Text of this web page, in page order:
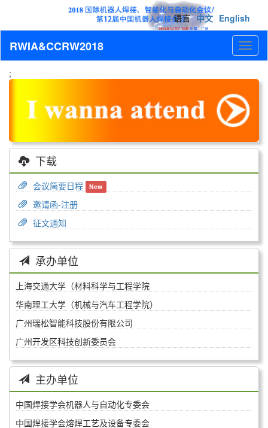
语言 中文 English
RWIA&CCRW2018
;
下载
会议简要日程 New
邀请函-注册
征文通知
承办单位
上海交通大学（材料科学与工程学院
华南理工大学（机械与汽车工程学院）
广州瑞松智能科技股份有限公司
广州开发区科技创新委员会
主办单位
中国焊接学会机器人与自动化专委会
中国焊接学会熔焊工艺及设备专委会